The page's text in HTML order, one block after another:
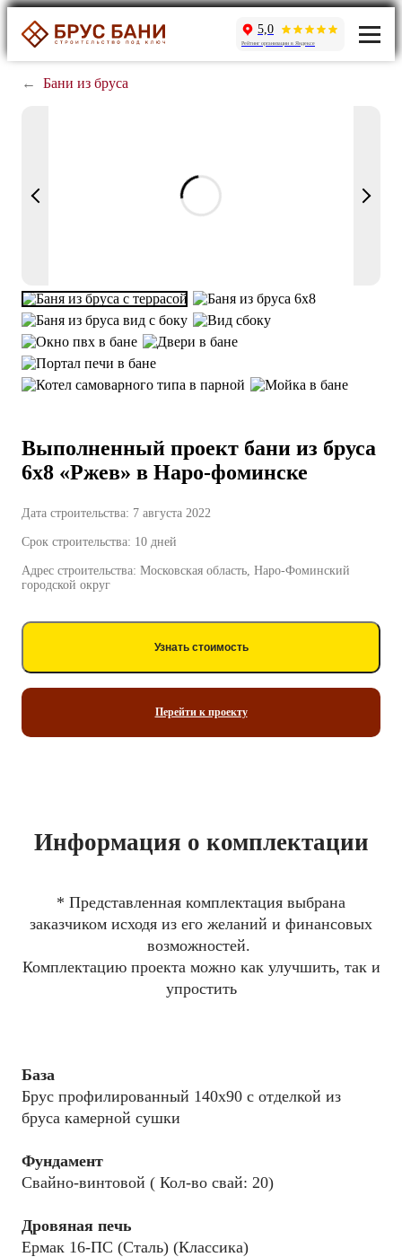
5,0
Рейтинг организации в Яндексе
← Бани из бруса
Выполненный проект бани из бруса
6х8 «Ржев» в Наро-фоминске
Дата строительства: 7 августа 2022
Срок строительства: 10 дней
Адрес строительства: Московская область, Наро-Фоминский
городской округ
Узнать стоимость
Перейти к проекту
Информация о комплектации
* Представленная комплектация выбрана
заказчиком исходя из его желаний и финансовых
возможностей.
Комплектацию проекта можно как улучшить, так и
упростить
База
Брус профилированный 140x90 с отделкой из
бруса камерной сушки
Фундамент
Свайно-винтовой ( Кол-во свай: 20)
Дровяная печь
Ермак 16-ПС (Сталь) (Классика)